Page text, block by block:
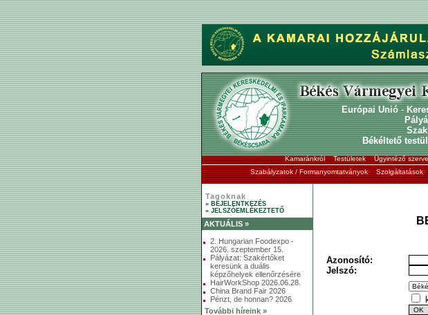
Európai Unió-
Békéltető
Kamaránkról Testületek
Ügyintéző
Szabályzatok / Formanyomtatványok
Szolgáltatások
Tagoknak
» BEJELENTKEZÉS
» JELSZÓEMLÉKEZTETŐ
AKTUÁLIS »
2. Hungarian Foodexpo -
2026. szeptember 15.
Pályázat: Szakértőket
keresünk a duális
képzőhelyek ellenőrzésére
HairWorkShop 2026.06.28.
China Brand Fair 2026
Pénzt, de honnan? 2026
További híreink »
Azonosító:
Jelszó: